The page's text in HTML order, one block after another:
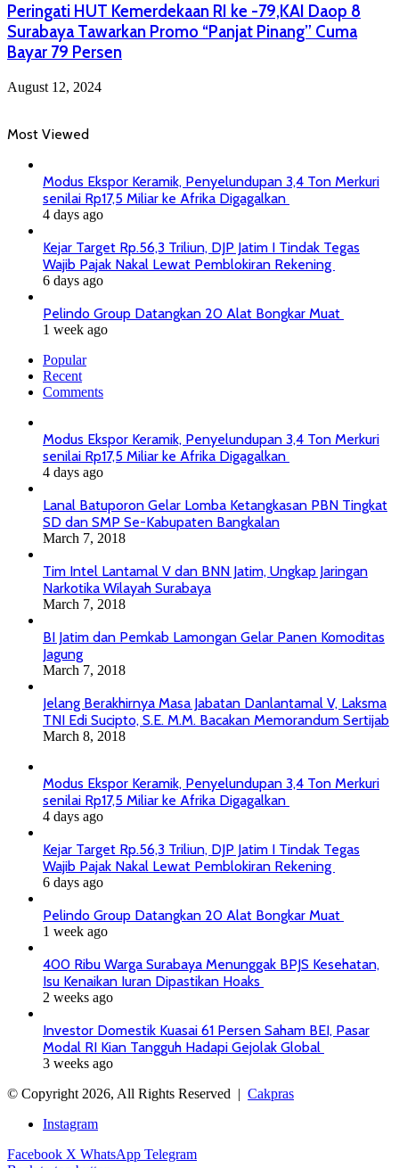
Peringati HUT Kemerdekaan RI ke -79,KAI Daop 8
Surabaya Tawarkan Promo “Panjat Pinang” Cuma
Bayar 79 Persen
August 12, 2024
Most Viewed
Modus Ekspor Keramik, Penyelundupan 3,4 Ton Merkuri
senilai Rp17,5 Miliar ke Afrika Digagalkan
4 days ago
Kejar Target Rp.56,3 Triliun, DJP Jatim I Tindak Tegas
Wajib Pajak Nakal Lewat Pemblokiran Rekening
6 days ago
Pelindo Group Datangkan 20 Alat Bongkar Muat
1 week ago
Popular
Recent
Comments
Modus Ekspor Keramik, Penyelundupan 3,4 Ton Merkuri
senilai Rp17,5 Miliar ke Afrika Digagalkan
4 days ago
Lanal Batuporon Gelar Lomba Ketangkasan PBN Tingkat
SD dan SMP Se-Kabupaten Bangkalan
March 7, 2018
Tim Intel Lantamal V dan BNN Jatim, Ungkap Jaringan
Narkotika Wilayah Surabaya
March 7, 2018
BI Jatim dan Pemkab Lamongan Gelar Panen Komoditas
Jagung
March 7, 2018
Jelang Berakhirnya Masa Jabatan Danlantamal V, Laksma
TNI Edi Sucipto, S.E. M.M. Bacakan Memorandum Sertijab
March 8, 2018
Modus Ekspor Keramik, Penyelundupan 3,4 Ton Merkuri
senilai Rp17,5 Miliar ke Afrika Digagalkan
4 days ago
Kejar Target Rp.56,3 Triliun, DJP Jatim I Tindak Tegas
Wajib Pajak Nakal Lewat Pemblokiran Rekening
6 days ago
Pelindo Group Datangkan 20 Alat Bongkar Muat
1 week ago
400 Ribu Warga Surabaya Menunggak BPJS Kesehatan,
Isu Kenaikan Iuran Dipastikan Hoaks
2 weeks ago
Investor Domestik Kuasai 61 Persen Saham BEI, Pasar
Modal RI Kian Tangguh Hadapi Gejolak Global
3 weeks ago
© Copyright 2026, All Rights Reserved | Cakpras
Instagram
Facebook X WhatsApp Telegram